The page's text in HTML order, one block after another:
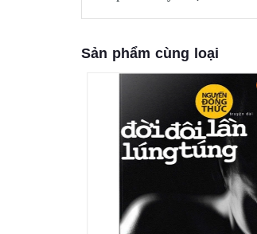
Sản phẩm cùng loại